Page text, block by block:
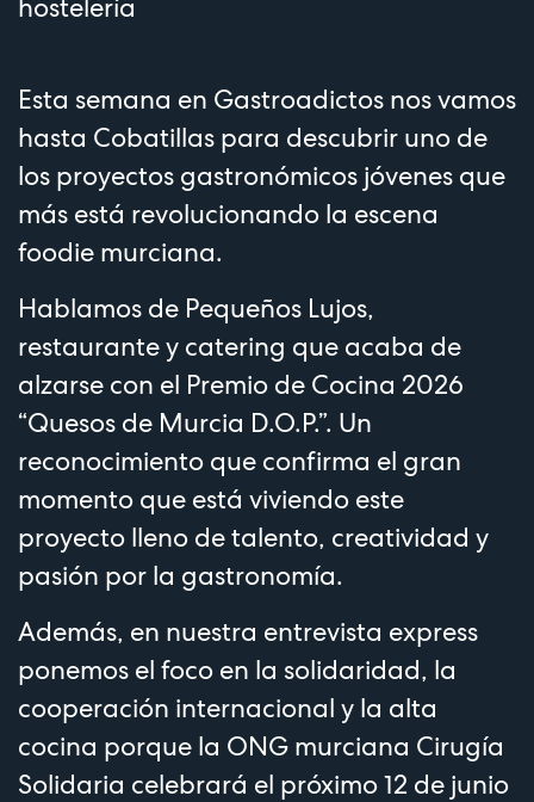
hostelería
Esta semana en Gastroadictos nos vamos
hasta Cobatillas para descubrir uno de
los proyectos gastronómicos jóvenes que
más está revolucionando la escena
foodie murciana.
Hablamos de Pequeños Lujos,
restaurante y catering que acaba de
alzarse con el Premio de Cocina 2026
“Quesos de Murcia D.O.P.”. Un
reconocimiento que confirma el gran
momento que está viviendo este
proyecto lleno de talento, creatividad y
pasión por la gastronomía.
Además, en nuestra entrevista express
ponemos el foco en la solidaridad, la
cooperación internacional y la alta
cocina porque la ONG murciana Cirugía
Solidaria celebrará el próximo 12 de junio